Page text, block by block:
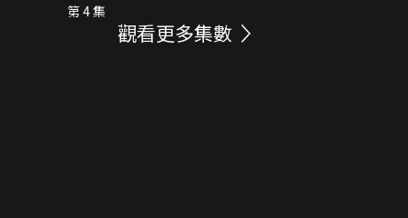
第 4 集
觀看更多集數